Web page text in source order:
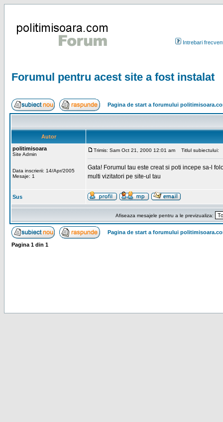
Intrebari
Forumul pentru acest site a fost instalat
Pagina de start a forumului
Autor
politimisoara
Site Admin
Data inscrierii: 14/Apr/2005
Mesaje: 1
Trimis: Sam Oct 21, 2000 12:01 am Titlul subiectului:
Gata! Forumul tau este creat si poti incepe sa-l
multi vizitatori pe site-ul tau
Sus
Afiseaza mesajele pentru a le previzualiza:
Pagina de start a forumului
Pagina 1 din 1